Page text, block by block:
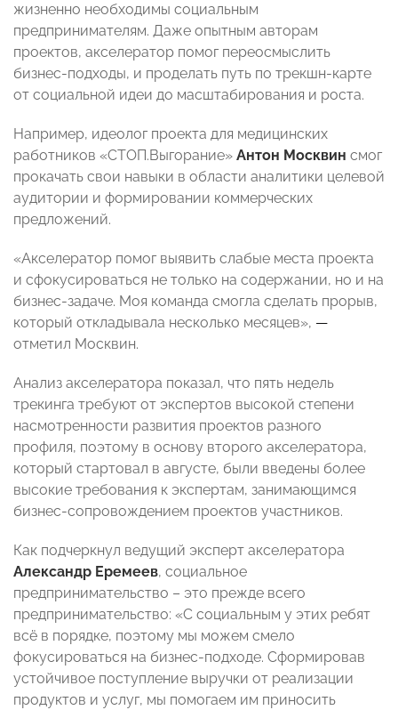
жизненно необходимы социальным
предпринимателям. Даже опытным авторам
проектов, акселератор помог переосмыслить
бизнес-подходы, и проделать путь по трекшн-карте
от социальной идеи до масштабирования и роста.
Например, идеолог проекта для медицинских
работников «СТОП.Выгорание» Антон Москвин смог
прокачать свои навыки в области аналитики целевой
аудитории и формировании коммерческих
предложений.
«Акселератор помог выявить слабые места проекта
и сфокусироваться не только на содержании, но и на
бизнес-задаче. Моя команда смогла сделать прорыв,
который откладывала несколько месяцев», —
отметил Москвин.
Анализ акселератора показал, что пять недель
трекинга требуют от экспертов высокой степени
насмотренности развития проектов разного
профиля, поэтому в основу второго акселератора,
который стартовал в августе, были введены более
высокие требования к экспертам, занимающимся
бизнес-сопровождением проектов участников.
Как подчеркнул ведущий эксперт акселератора
Александр Еремеев, социальное
предпринимательство – это прежде всего
предпринимательство: «С социальным у этих ребят
всё в порядке, поэтому мы можем смело
фокусироваться на бизнес-подходе. Сформировав
устойчивое поступление выручки от реализации
продуктов и услуг, мы помогаем им приносить